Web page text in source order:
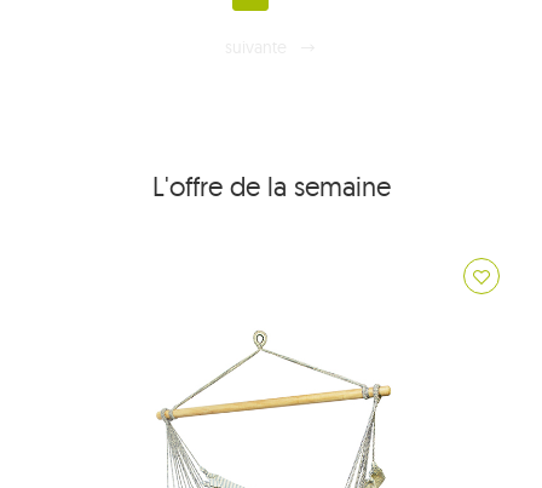
L'offre de la semaine